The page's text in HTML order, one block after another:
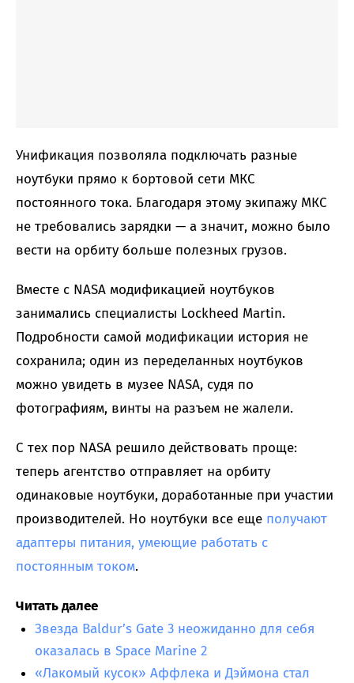
Унификация позволяла подключать разные
ноутбуки прямо к бортовой сети МКС
постоянного тока. Благодаря этому экипажу МКС
не требовались зарядки — а значит, можно было
вести на орбиту больше полезных грузов.
Вместе с NASA модификацией ноутбуков
занимались специалисты Lockheed Martin.
Подробности самой модификации история не
сохранила; один из переделанных ноутбуков
можно увидеть в музее NASA, судя по
фотографиям, винты на разъем не жалели.
С тех пор NASA решило действовать проще:
теперь агентство отправляет на орбиту
одинаковые ноутбуки, доработанные при участии
производителей. Но ноутбуки все еще получают
адаптеры питания, умеющие работать с
постоянным током.
Читать далее
Звезда Baldur’s Gate 3 неожиданно для себя
оказалась в Space Marine 2
«Лакомый кусок» Аффлека и Дэймона стал